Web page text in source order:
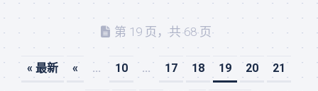
第 19 页，共 68 页
« 最新 « ... 10 ... 17 18 19 20 21